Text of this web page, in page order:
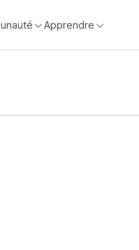
Apprendre